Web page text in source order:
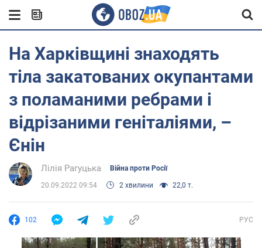
На Харківщині знаходять
тіла закатованих окупантами
з поламаними ребрами і
відрізаними геніталіями, –
Єнін
Лілія Рагуцька Війна проти Росії
20.09.2022 09:54 2 хвилини 22,0 т.
102 РУС